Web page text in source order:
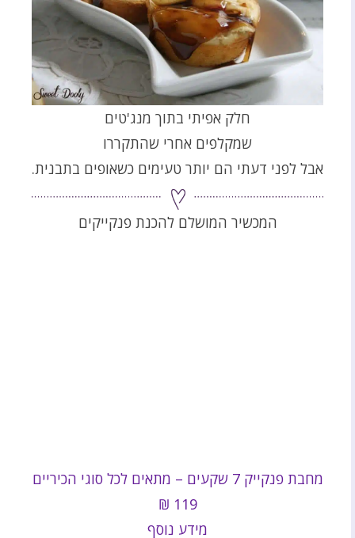
חלק אפיתי בתוך מנג'טים
שמקלפים אחרי שהתקררו
אבל לפני דעתי הם יותר טעימים כשאופים בתבנית.
המכשיר המושלם להכנת פנקייקים
מחבת פנקייק 7 שקעים – מתאים לכל סוגי הכיריים
119
₪
מידע נוסף